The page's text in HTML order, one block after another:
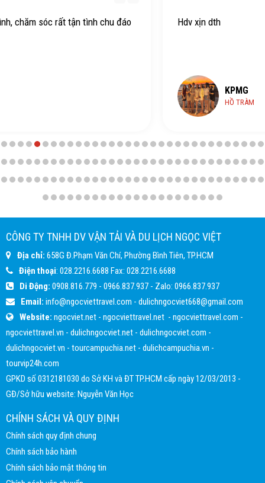
Hdv xịn dth
CÔNG TY TNHH DV VẬN TẢI VÀ DU LỊCH NGỌC VIỆT
Địa chỉ: 658G Đ.Phạm Văn Chí, Phường Bình Tiên, TP.HCM
Điện thoại: 028.2216.6688 Fax: 028.2216.6688
Di Động: 0908.816.779 - 0966.837.937 - Zalo: 0966.837.937
Email: info@ngocviettravel.com - dulichngocviet668@gmail.com
Website: ngocviet.net - ngocviettravel.net - ngocviettravel.com -
ngocviettravel.vn - dulichngocviet.net - dulichngocviet.com -
dulichngocviet.vn - tourcampuchia.net - dulichcampuchia.vn -
tourvip24h.com
GPKD số 0312181030 do Sở KH và ĐT TP.HCM cấp ngày 12/03/2013 -
GĐ/Sở hữu website: Nguyễn Văn Học
CHÍNH SÁCH VÀ QUY ĐỊNH
Chính sách quy định chung
Chính sách bảo hành
Chính sách bảo mật thông tin